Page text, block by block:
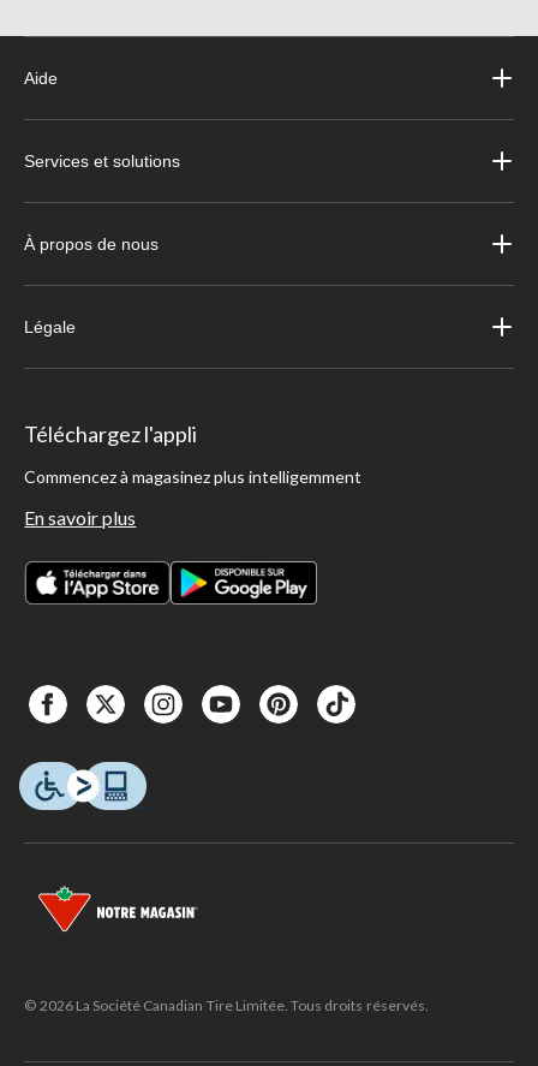
Aide
Services et solutions
À propos de nous
Légale
Téléchargez l'appli
Commencez à magasinez plus intelligemment
En savoir plus
© 2026 La Société Canadian Tire Limitée. Tous droits réservés.